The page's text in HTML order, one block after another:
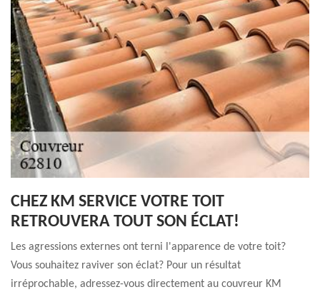
CHEZ KM SERVICE VOTRE TOIT
RETROUVERA TOUT SON ÉCLAT!
Les agressions externes ont terni l'apparence de votre toit?
Vous souhaitez raviver son éclat? Pour un résultat
irréprochable, adressez-vous directement au couvreur KM